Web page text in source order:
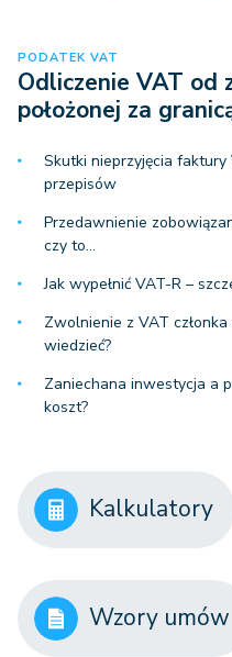
PODATEK VAT
Odliczenie VAT od
położonej za
Skutki nieprzyjęcia
przepisów
Przedawnienie
czy to…
Jak wypełnić VAT-R –
Zwolnienie z VAT
wiedzieć?
Zaniechana inwestycja a
koszt?
Kalkulatory
Wzory umów